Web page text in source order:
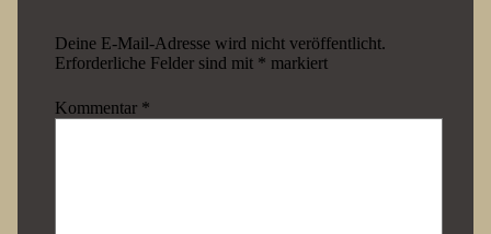
Deine E-Mail-Adresse wird nicht veröffentlicht.
Erforderliche Felder sind mit * markiert
Kommentar *